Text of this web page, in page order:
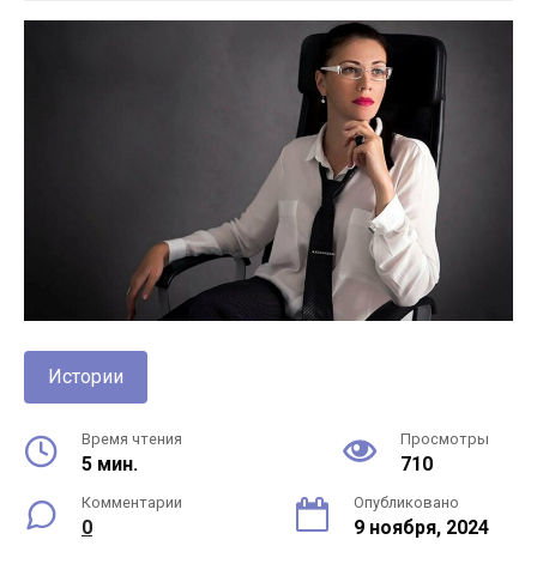
Истории
Время чтения
5 мин.
Просмотры
710
Комментарии
0
Опубликовано
9 ноября, 2024